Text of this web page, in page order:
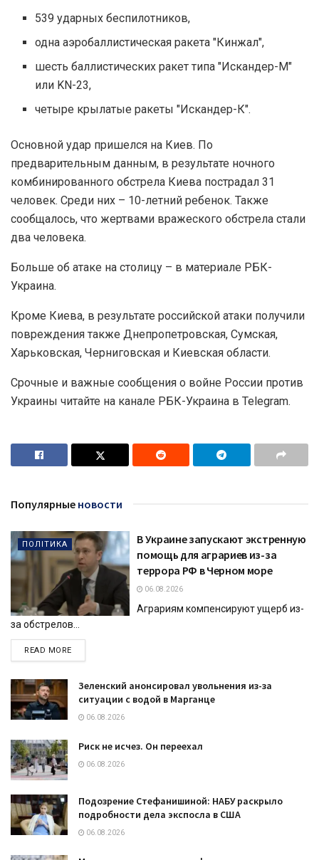
539 ударных беспилотников,
одна аэробаллистическая ракета "Кинжал",
шесть баллистических ракет типа "Искандер-М"
или KN-23,
четыре крылатые ракеты "Искандер-К".
Основной удар пришелся на Киев. По
предварительным данным, в результате ночного
комбинированного обстрела Киева пострадал 31
человек. Среди них – 10-летний ребенок. Также
сообщалось, что жертвами вражеского обстрела стали
два человека.
Больше об атаке на столицу – в материале РБК-
Украина.
Кроме Киева, в результате российской атаки получили
повреждения также Днепропетровская, Сумская,
Харьковская, Черниговская и Киевская области.
Срочные и важные сообщения о войне России против
Украины читайте на канале РБК-Украина в Telegram.
Популярные новости
ПОЛІТИКА
В Украине запускают экстренную
помощь для аграриев из-за
террора РФ в Черном море
06.08.2026
Аграриям компенсируют ущерб из-
за обстрелов...
READ MOREDETAILS
Зеленский анонсировал увольнения из-за
ситуации с водой в Марганце
06.08.2026
Риск не исчез. Он переехал
06.08.2026
Подозрение Стефанишиной: НАБУ раскрыло
подробности дела экспосла в США
06.08.2026